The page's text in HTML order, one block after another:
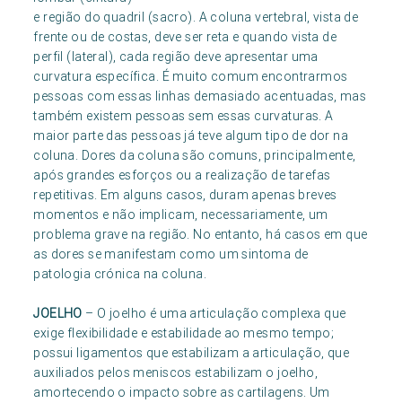
e região do quadril (sacro). A coluna vertebral, vista de
frente ou de costas, deve ser reta e quando vista de
perfil (lateral), cada região deve apresentar uma
curvatura específica. É muito comum encontrarmos
pessoas com essas linhas demasiado acentuadas, mas
também existem pessoas sem essas curvaturas. A
maior parte das pessoas já teve algum tipo de dor na
coluna. Dores da coluna são comuns, principalmente,
após grandes esforços ou a realização de tarefas
repetitivas. Em alguns casos, duram apenas breves
momentos e não implicam, necessariamente, um
problema grave na região. No entanto, há casos em que
as dores se manifestam como um sintoma de
patologia crónica na coluna.
JOELHO – O joelho é uma articulação complexa que
exige flexibilidade e estabilidade ao mesmo tempo;
possui ligamentos que estabilizam a articulação, que
auxiliados pelos meniscos estabilizam o joelho,
amortecendo o impacto sobre as cartilagens. Um